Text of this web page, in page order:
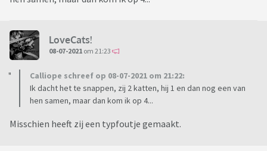
LoveCats!
08-07-2021 om 21:23
Calliope schreef op 08-07-2021 om 21:22:
Ik dacht het te snappen, zij 2 katten, hij 1 en dan nog een van
hen samen, maar dan kom ik op 4...
Misschien heeft zij een typfoutje gemaakt.